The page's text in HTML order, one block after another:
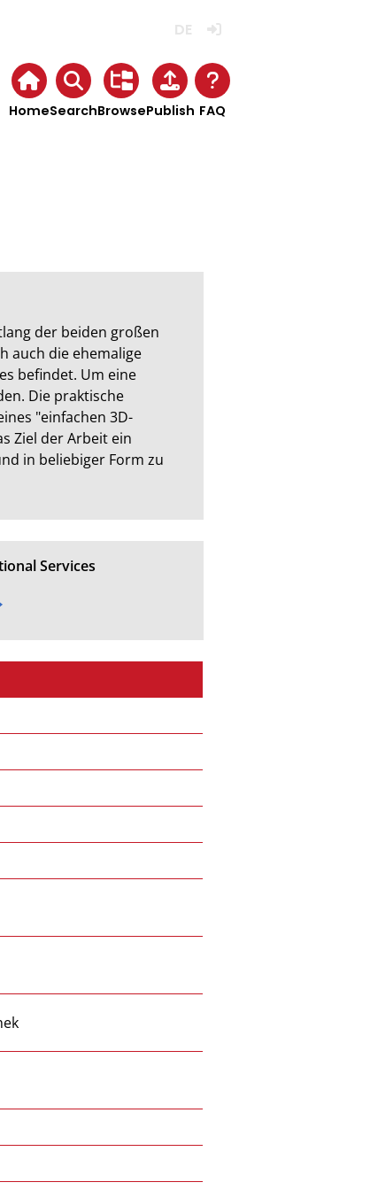
HomeSearchBrowsePublish FAQ
der beiden großen
auch die ehemalige
befindet. Um eine
Die praktische
"einfachen 3D-
Ziel der Arbeit ein
in beliebiger Form zu
Services